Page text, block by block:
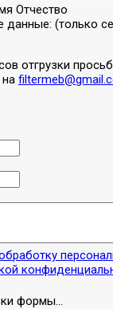
Отчество
данные: (только
отгрузки
формы...